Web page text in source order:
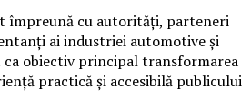
împreună cu autorități, parteneri
ai industriei automotive și
obiectiv principal transformarea
practică și accesibilă publicului